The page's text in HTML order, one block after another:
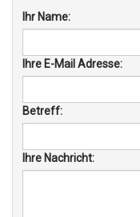
Ihr Name:
Ihre E-Mail Adresse:
Betreff:
Ihre Nachricht: